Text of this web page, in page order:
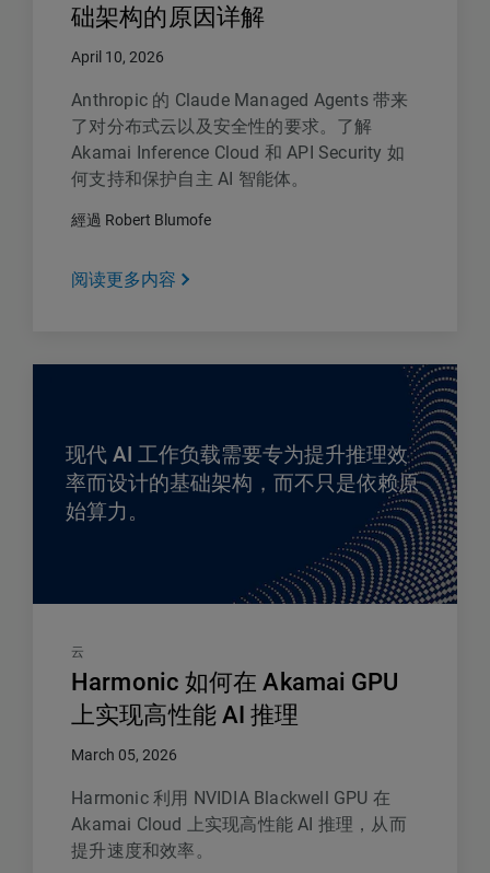
础架构的原因详解
April 10, 2026
Anthropic 的 Claude Managed Agents 带来
了对分布式云以及安全性的要求。了解
Akamai Inference Cloud 和 API Security 如
何支持和保护自主 AI 智能体。
經過 Robert Blumofe
阅读更多内容
现代 AI 工作负载需要专为提升推理效
率而设计的基础架构，而不只是依赖原
始算力。
云
Harmonic 如何在 Akamai GPU
上实现高性能 AI 推理
March 05, 2026
Harmonic 利用 NVIDIA Blackwell GPU 在
Akamai Cloud 上实现高性能 AI 推理，从而
提升速度和效率。